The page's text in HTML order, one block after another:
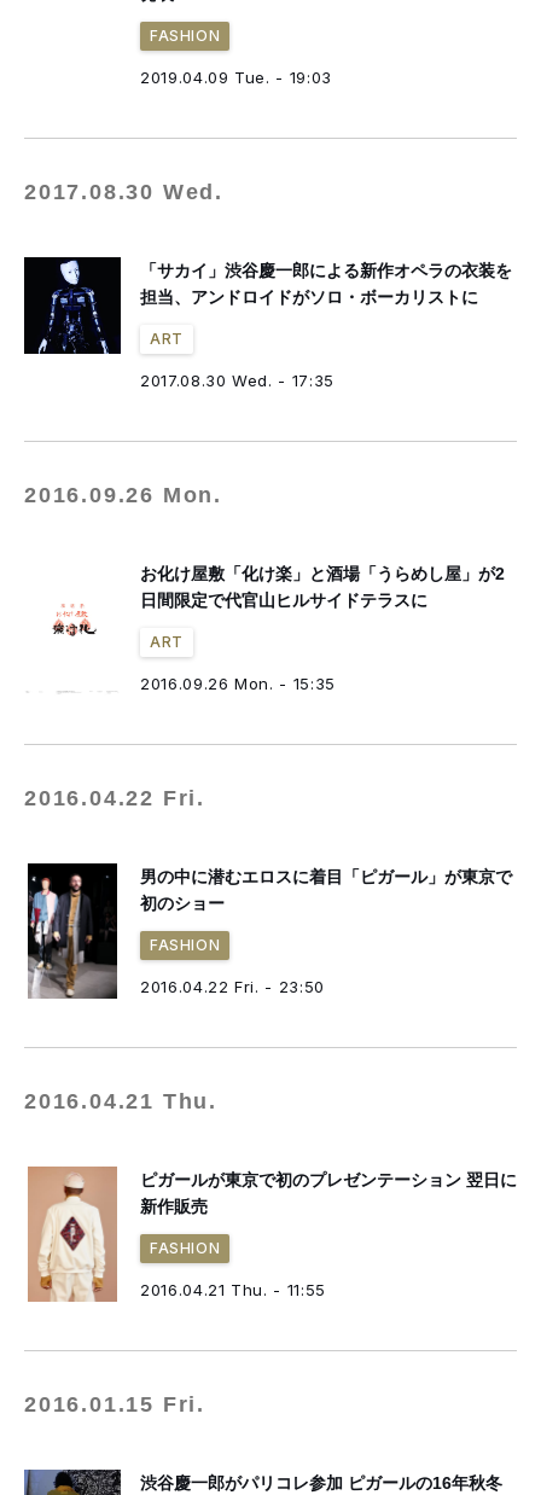
FASHION
2019.04.09 Tue. - 19:03
2017.08.30 Wed.
「サカイ」渋谷慶一郎による新作オペラの衣装を
担当、アンドロイドがソロ・ボーカリストに
ART
2017.08.30 Wed. - 17:35
2016.09.26 Mon.
お化け屋敷「化け楽」と酒場「うらめし屋」が2
日間限定で代官山ヒルサイドテラスに
ART
2016.09.26 Mon. - 15:35
2016.04.22 Fri.
男の中に潜むエロスに着目「ピガール」が東京で
初のショー
FASHION
2016.04.22 Fri. - 23:50
2016.04.21 Thu.
ピガールが東京で初のプレゼンテーション 翌日に
新作販売
FASHION
2016.04.21 Thu. - 11:55
2016.01.15 Fri.
渋谷慶一郎がパリコレ参加 ピガールの16年秋冬